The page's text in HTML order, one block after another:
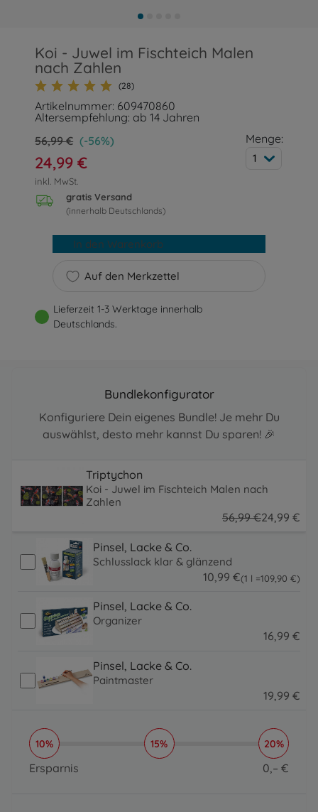
Koi - Juwel im Fischteich Malen
nach Zahlen
(28)
Artikelnummer: 609470860
Altersempfehlung: ab 14 Jahren
56,99 € (-56%)
24,99 €
inkl. MwSt.
gratis Versand
(innerhalb Deutschlands)
Menge:
1
Auf den Merkzettel
In den Warenkorb
Lieferzeit 1-3 Werktage innerhalb
Deutschlands.
Bundlekonfigurator
Konfiguriere Dein eigenes Bundle! Je mehr Du
auswählst, desto mehr kannst Du sparen! 🎉
Triptychon
Koi - Juwel im Fischteich Malen nach
Zahlen
56,99 €24,99 €
Pinsel, Lacke & Co.
Schlusslack klar & glänzend
10 99 €(1 l =109 90 €
109.9 EUR )
Pinsel, Lacke & Co.
Organizer
16,99 €
Pinsel, Lacke & Co.
Paintmaster
19 99 €
10% 15% 20%
Ersparnis 0,– €